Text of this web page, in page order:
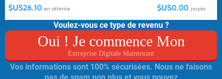
Voulez-vous ce type de revenu ?
Oui ! Je commence Mon
Entreprise Digitale Maintenant
Vos informations sont 100% sécurisées. Nous ne faisons
pas de spam non plus et vous pouvez